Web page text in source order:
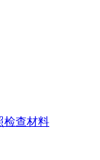
检查材料